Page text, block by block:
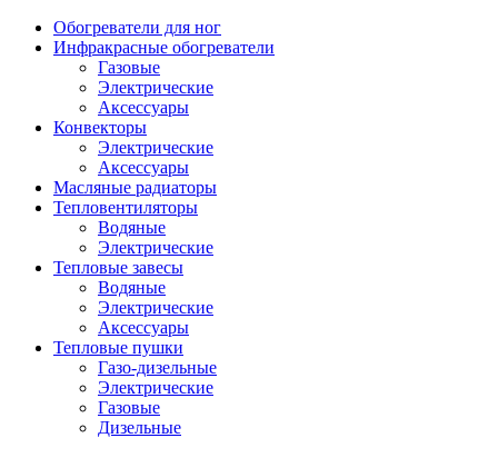
Обогреватели для ног
Инфракрасные обогреватели
Газовые
Электрические
Аксессуары
Конвекторы
Электрические
Аксессуары
Масляные радиаторы
Тепловентиляторы
Водяные
Электрические
Тепловые завесы
Водяные
Электрические
Аксессуары
Тепловые пушки
Газо-дизельные
Электрические
Газовые
Дизельные